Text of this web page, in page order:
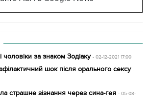
за знаком Зодіаку - 02-12-2021 17:00
шок після орального сексу -
страшне зізнання через сина-гея - 05-03-